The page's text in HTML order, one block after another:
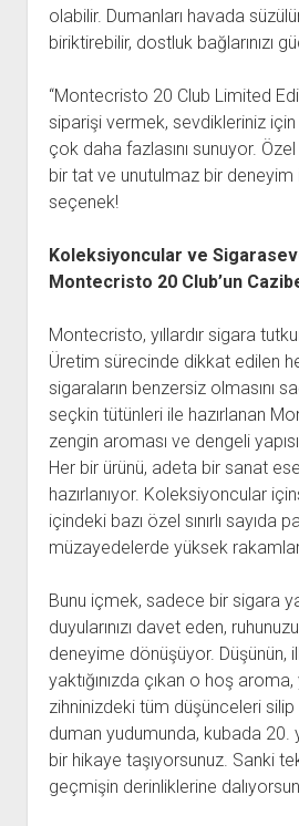
olabilir. Dumanları havada
biriktirebilir, dostluk bağlarınızı
“Montecristo 20 Club Limited
siparişi vermek, sevdikleriniz
çok daha fazlasını sunuyor.
bir tat ve unutulmaz bir deneyim
seçenek!
Koleksiyoncular ve
Montecristo 20 Club’un
Montecristo, yıllardır sigara
Üretim sürecinde dikkat edilen
sigaraların benzersiz olmasını
seçkin tütünleri ile hazırlanan
zengin aroması ve dengeli
Her bir ürünü, adeta bir sanat
hazırlanıyor. Koleksiyoncular
içindeki bazı özel sınırlı sayıda
müzayedelerde yüksek
Bunu içmek, sadece bir sigara
duyularınızı davet eden,
deneyime dönüşüyor. Düşünün, ilk
yaktığınızda çıkan o hoş
zihninizdeki tüm düşünceleri
duman yudumunda, kubada 20.
bir hikaye taşıyorsunuz. Sanki
geçmişin derinliklerine